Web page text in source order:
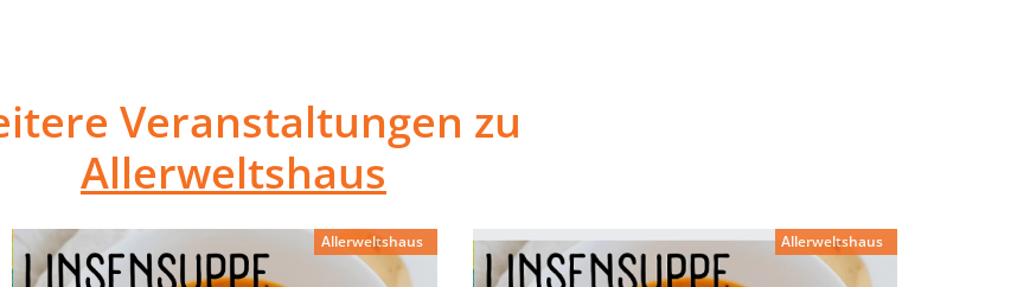
Veranstaltungen zu
Allerweltshaus
Allerweltshaus Allerweltshaus